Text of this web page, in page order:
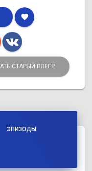
favorite
СТАРЫЙ ПЛЕЕР
ЭПИЗОДЫ